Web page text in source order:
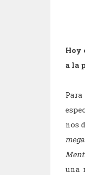
Hoy
a la
nos
una